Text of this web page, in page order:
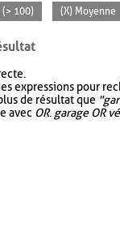
(> 100) (X) Moyenne
expressions pour
de résultat que
avec OR. garage OR